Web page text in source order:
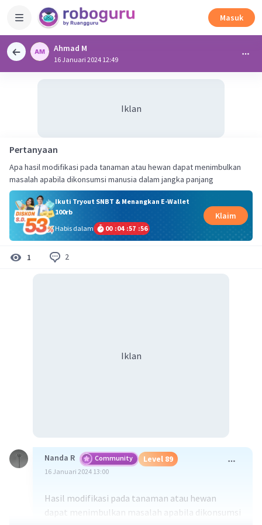
Masuk
Ahmad M
16 Januari 2024 12:49
Iklan
Pertanyaan
Apa hasil modifikasi pada tanaman atau hewan dapat menimbulkan
masalah apabila dikonsumsi manusia dalam jangka panjang
Ikuti Tryout SNBT & Menangkan E-Wallet
100rb
Habis dalam
00 :04 :57 :55
Klaim
1 2
Iklan
Nanda R Community Level 89
16 Januari 2024 13:00
Hasil modifikasi pada tanaman atau hewan
dapat menimbulkan masalah apabila dikonsumsi